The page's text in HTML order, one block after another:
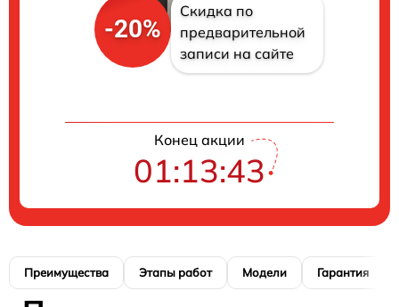
-20%
Скидка по
предварительной
записи на сайте
Конец акции
01:13:42
Преимущества Этапы работ Модели Гарантия